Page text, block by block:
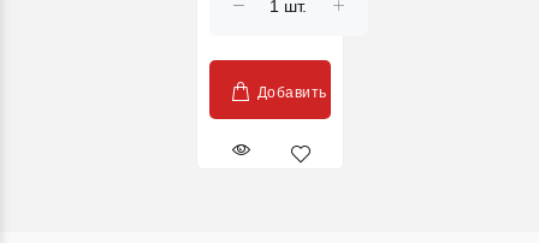
Добавить